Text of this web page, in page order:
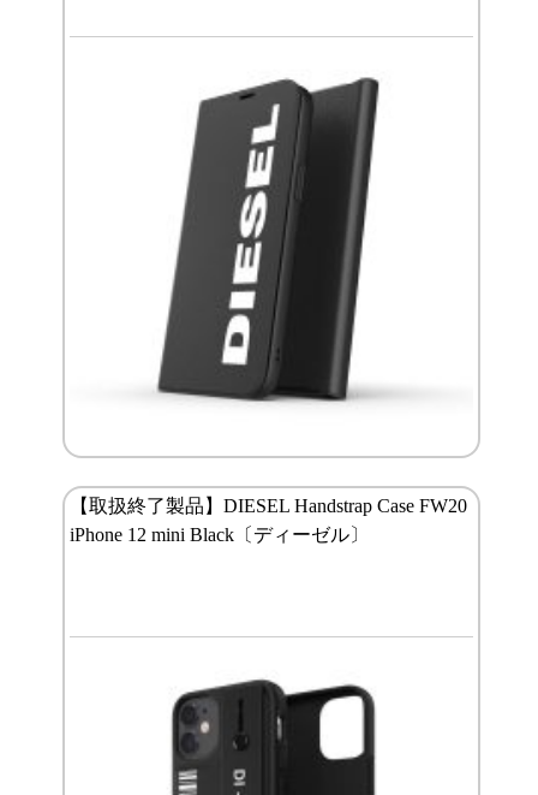
【取扱終了製品】DIESEL Handstrap Case FW20
iPhone 12 mini Black〔ディーゼル〕